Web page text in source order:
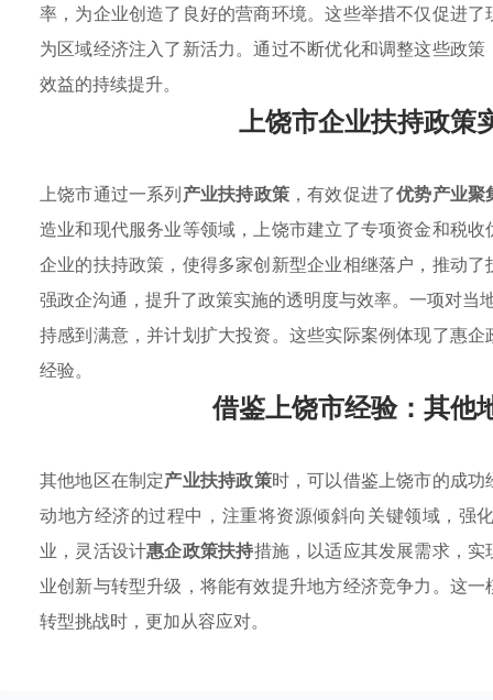
率，为企业创造了良好的营商环境。这些举措不仅促进
为区域经济注入了新活力。通过不断优化和调整这些政
效益的持续提升。
上饶市企业扶持政策
上饶市通过一系列产业扶持政策，有效促进了优势产业聚
造业和现代服务业等领域，上饶市建立了专项资金和税
企业的扶持政策，使得多家创新型企业相继落户，推动
强政企沟通，提升了政策实施的透明度与效率。一项对
持感到满意，并计划扩大投资。这些实际案例体现了惠
经验。
借鉴上饶市经验：其他
其他地区在制定产业扶持政策时，可以借鉴上饶市的成功
动地方经济的过程中，注重将资源倾斜向关键领域，强
业，灵活设计惠企政策扶持措施，以适应其发展需求，
业创新与转型升级，将能有效提升地方经济竞争力。这
转型挑战时，更加从容应对。